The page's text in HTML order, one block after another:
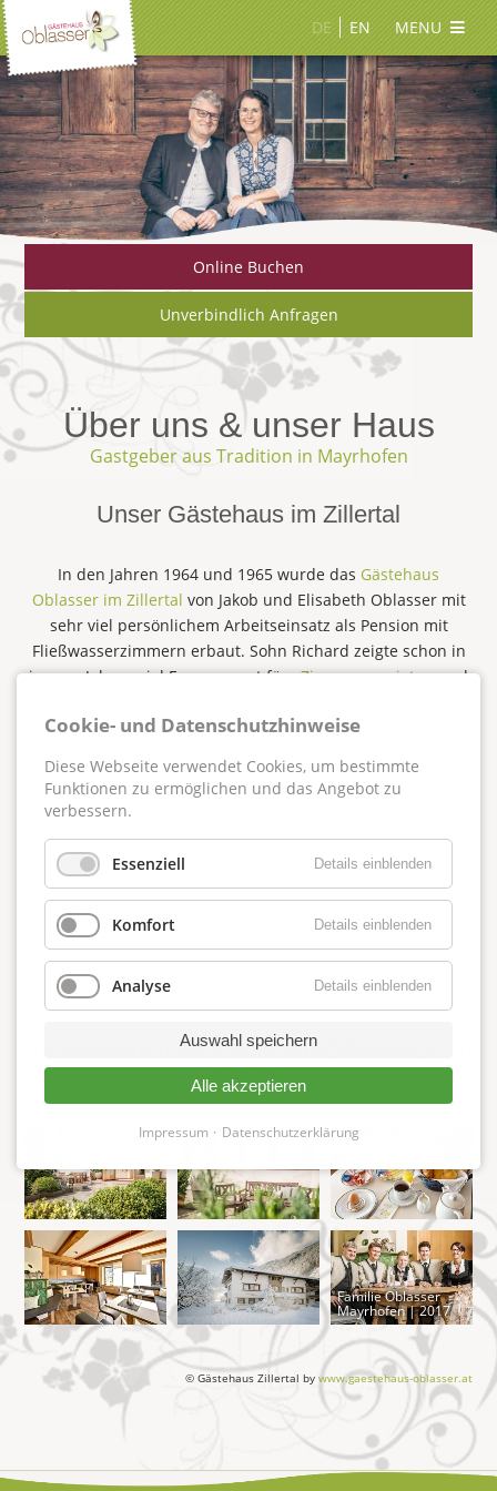
Cookie- und Datenschutzhinweise
Diese Webseite verwendet Cookies, um bestimmte
Funktionen zu ermöglichen und das Angebot zu
verbessern.
Essenziell Details einblenden
Komfort Details einblenden
Analyse Details einblenden
Auswahl speichern
Alle akzeptieren
Impressum Datenschutzerklärung
MENU
DE EN
Online Buchen
Unverbindlich Anfragen
Über uns & unser Haus
Gastgeber aus Tradition in Mayrhofen
Unser Gästehaus im Zillertal
In den Jahren 1964 und 1965 wurde das Gästehaus
Oblasser im Zillertal von Jakob und Elisabeth Oblasser mit
sehr viel persönlichem Arbeitseinsatz als Pension mit
Fließwasserzimmern erbaut. Sohn Richard zeigte schon in
jungen Jahren viel Engagement fürsZimmervermietenund
Fußstapfen trat und ab 1970 mit seiner Frau Hildegard das
Zur endgültigen, „offiziellen“ Übernahme der Pension
nächste große Bauphase folgte im Jahr 1991, bei der das
Dachgeschoss umgebaut und zwei zusätzliche
Ferienwohnungen errichtet wurden. Anfang 2008
übernahm Andreas Oblasser das
Gästehaus im Zillertal
seines Vaters, um gemeinsam mit seiner Frau Maria die
Pension weiterzuführen.
Impressionen von unserem Gästehaus im
Zillertal
Familie Oblasser
Mayrhofen | 2017
© Gästehaus Zillertal by www.gaestehaus-oblasser.at